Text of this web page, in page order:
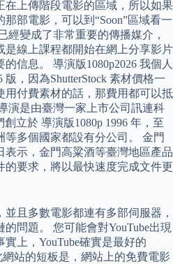
在上傳階段電影的區域，所以如果
部電影，可以到“Soon”區域看一
經變成了非常重要的傳播媒介，
是線上課程都開始在網上分享影片
信息。 導演版1080p2026 我個人
，因為ShutterStock 素材價格一
用付費素材的話，那費用都可以抵
演是由臺灣一家上市公司訊連科
立於 導演版1080p 1996 年，至
多個國家都設有分公司。 金門
表示，金門高粱酒等臺灣地區產品
要求，將以最快速度完成文件更
且多數電影都連有多部伺服器，
問題。 您可能會對YouTube出現
上，YouTube確實是最好的
站的短板是，網站上的免費電影